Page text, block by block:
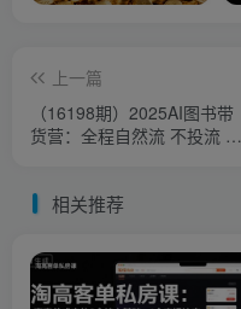
上一篇
（16198期）2025AI图书带
货营：全程自然流 不投流 不
相关推荐